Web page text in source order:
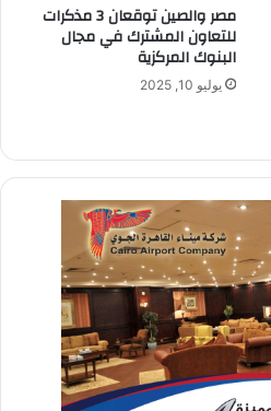
مصر والصين توقعان 3 مذكرات
للتعاون المشترك في مجال
البنوك المركزية
يوليو 10, 2025